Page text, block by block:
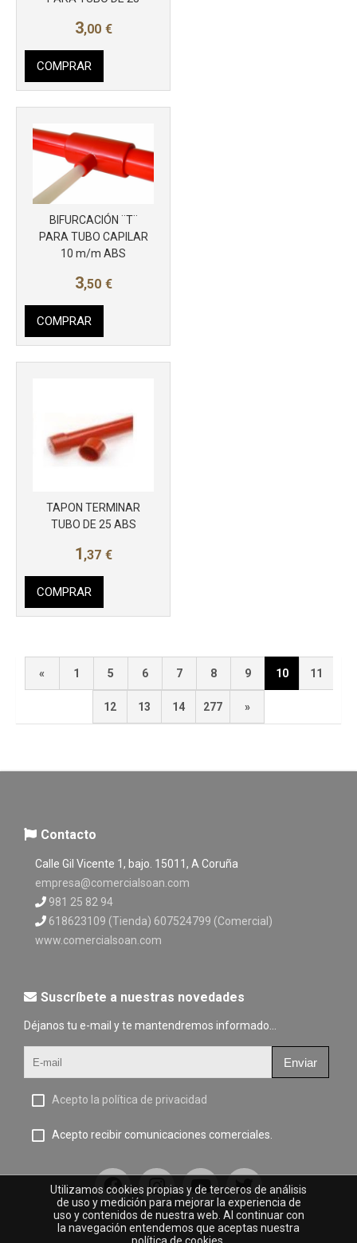
3,00 €
COMPRAR
BIFURCACIÓN ¨T¨
PARA TUBO CAPILAR
10 m/m ABS
3,50 €
COMPRAR
TAPON TERMINAR
TUBO DE 25 ABS
1 ,37 €
COMPRAR
« 1 5 6 7 8 9 10 11
12 13 14 277 »
Contacto
Calle Gil Vicente 1, bajo. 15011, A Coruña
empresa@comercialsoan.com
981 25 82 94
618623109 (Tienda) 607524799 (Comercial)
www.comercialsoan.com
Suscríbete a nuestras novedades
Déjanos tu e-mail y te mantendremos informado...
Enviar
Acepto la política de privacidad
Acepto recibir comunicaciones comerciales.
Utilizamos cookies propias y de terceros de análisis
de uso y medición para mejorar la experiencia de
uso y contenidos de nuestra web. Al continuar con
la navegación entendemos que aceptas nuestra